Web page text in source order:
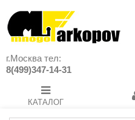
г.Москва тел:
8(499)347-14-31
КАТАЛОГ